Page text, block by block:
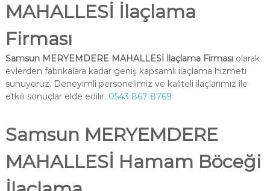
MAHALLESİ İlaçlama
Firması
Samsun MERYEMDERE MAHALLESİ İlaçlama Firmasıolarak
evlerden fabrikalara kadar geniş kapsamlı ilaçlama hizmeti
sunuyoruz. Deneyimli personelimiz ve kaliteli ilaçlarımız ile
etkili sonuçlar elde edilir. 0543 867 8769
Samsun MERYEMDERE
MAHALLESİ Hamam Böceği